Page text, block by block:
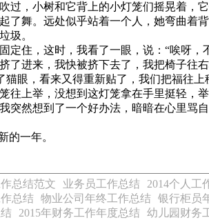
，小树和它背上的小灯笼们摇晃着，
舞。远处似乎站着一个人，她弯曲着
圾。
住，这时，我看了一眼，说：“唉呀，
进来，我快被挤下去了，我把椅子往
眼，看来又得重新贴了，我们把福往
上举，没想到这灯笼拿在手里挺轻，
突然想到了一个好办法，暗暗在心里骂
的一年。
总结范文 业务员工作总结
2014个人工
总结 物业公司年终工作总结 银行柜员
2015年财务工作年度总结 幼儿园财务